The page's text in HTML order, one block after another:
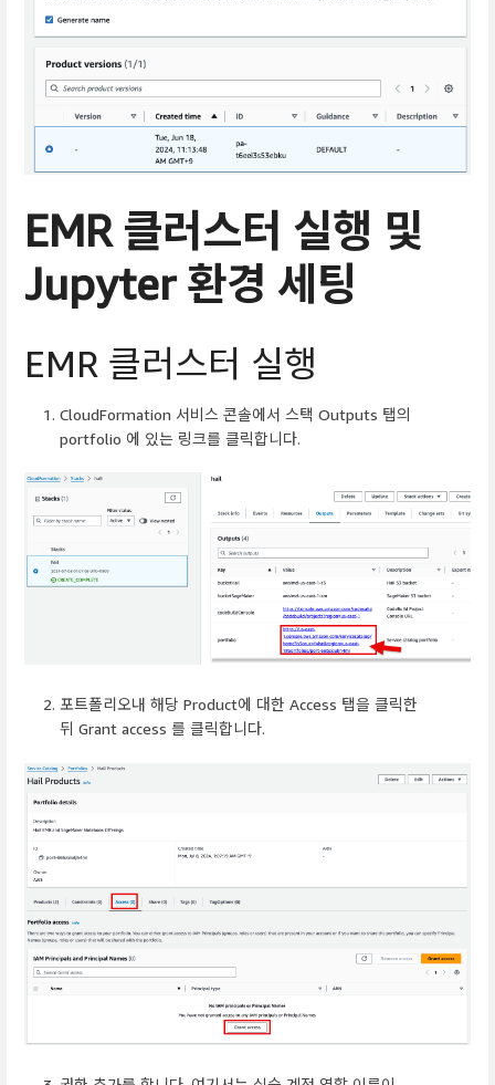
EMR 클러스터 실행 및
Jupyter 환경 세팅
EMR 클러스터 실행
CloudFormation 서비스 콘솔에서 스택 Outputs 탭의
portfolio 에 있는 링크를 클릭합니다.
포트폴리오내 해당 Product에 대한 Access 탭을 클릭한
뒤 Grant access 를 클릭합니다.